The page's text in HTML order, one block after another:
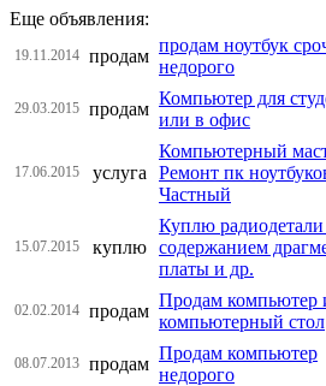
Еще объявления:
19.11.2014 продам
продам ноутбук
недорого
29.03.2015 продам
Компьютер для
или в офис
17.06.2015 услуга
Компьютерный
Ремонт пк
Частный
15.07.2015 куплю
Куплю радиодетали
содержанием
платы и др.
02.02.2014 продам
Продам компьютер
компьютерный стол
08.07.2013 продам
Продам компьютер
недорого